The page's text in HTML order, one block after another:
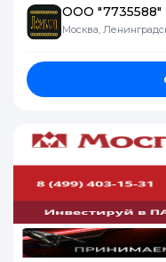
ООО "7735588"
Москва,